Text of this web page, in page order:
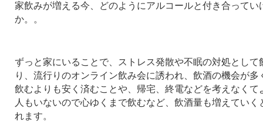
家飲みが増える今、どのようにアルコールと付き合ってい
か。。
ずっと家にいることで、ストレス発散や不眠の対処として
り、流行りのオンライン飲み会に誘われ、飲酒の機会が
飲むよりも安く済むことや、帰宅、終電などを考えなくて
人もいないので心ゆくまで飲むなど、飲酒量も増えてい
れます。